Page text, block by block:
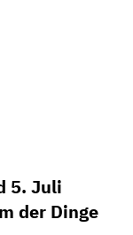
5. Juli
der Dinge